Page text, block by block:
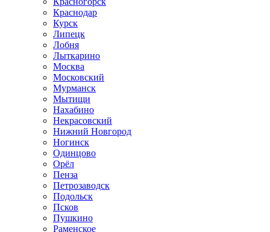
Краснодар
Курск
Липецк
Лобня
Лыткарино
Москва
Московский
Мурманск
Мытищи
Нахабино
Некрасовский
Нижний Новгород
Ногинск
Одинцово
Орёл
Пенза
Петрозаводск
Подольск
Псков
Пушкино
Раменское